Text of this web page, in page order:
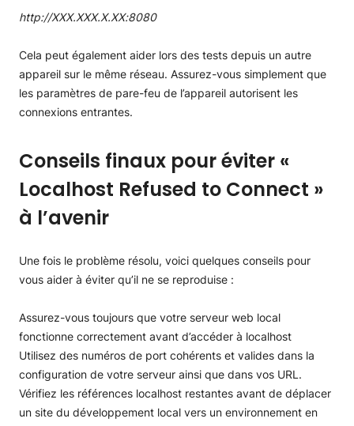
http://XXX.XXX.X.XX:8080
Cela peut également aider lors des tests depuis un autre
appareil sur le même réseau. Assurez-vous simplement que
les paramètres de pare-feu de l’appareil autorisent les
connexions entrantes.
Conseils finaux pour éviter «
Localhost Refused to Connect »
à l’avenir
Une fois le problème résolu, voici quelques conseils pour
vous aider à éviter qu’il ne se reproduise :
Assurez-vous toujours que votre serveur web local
fonctionne correctement avant d’accéder à localhost
Utilisez des numéros de port cohérents et valides dans la
configuration de votre serveur ainsi que dans vos URL.
Vérifiez les références localhost restantes avant de déplacer
un site du développement local vers un environnement en